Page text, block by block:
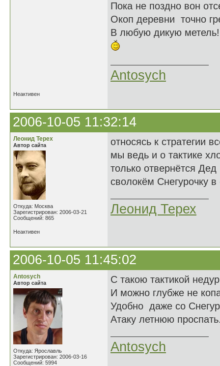
Пока не поздно вон
Окоп деревни точно
В любую дикую метель!
Antosych
Неактивен
2006-10-05 11:32:14
Леонид Терех
Автор сайта
Откуда: Москва
Зарегистрирован: 2006-03-21
Сообщений: 865
относясь к стратегии
мы ведь и о тактике
только отвернётся
сволокём Снегурочку в
Леонид Терех
Неактивен
2006-10-05 11:45:02
Antosych
Автор сайта
Откуда: Ярославль
Зарегистрирован: 2006-03-16
Сообщений: 5994
С такою тактикой
И можно глубже не
Удобно даже со
Атаку летнюю
Antosych